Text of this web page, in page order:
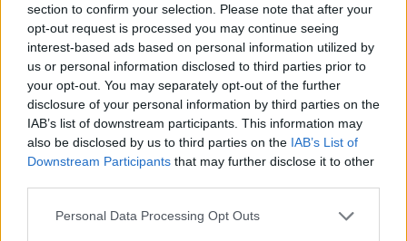
section to confirm your selection. Please note that after your
opt-out request is processed you may continue seeing
interest-based ads based on personal information utilized by
us or personal information disclosed to third parties prior to
your opt-out. You may separately opt-out of the further
disclosure of your personal information by third parties on the
IAB’s list of downstream participants. This information may
also be disclosed by us to third parties on the IAB’s List of
Downstream Participants that may further disclose it to other
Please note that this website/app uses one or more Google
Personal Data Processing Opt Outs